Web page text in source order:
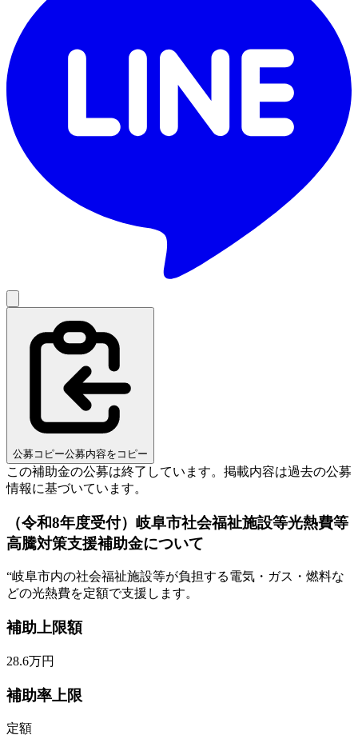
公募コピー公募内容をコピー
この補助金の公募は終了しています。 掲載内容は過去の公募
情報に基づいています。
（令和8年度受付）岐阜市社会福祉施設等光熱費等
高騰対策支援補助金について
“岐阜市内の社会福祉施設等が負担する電気・ガス・燃料な
どの光熱費を定額で支援します。
補助上限額
28.6万円
補助率上限
定額